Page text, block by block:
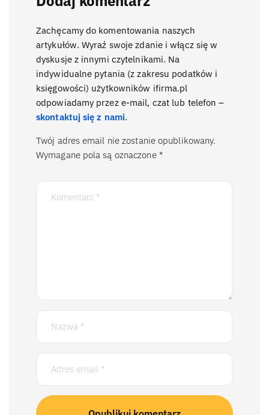
Zachęcamy do komentowania naszych
artykułów. Wyraź swoje zdanie i włącz się w
dyskusje z innymi czytelnikami. Na
indywidualne pytania (z zakresu podatków i
księgowości) użytkowników ifirma.pl
odpowiadamy przez e-mail, czat lub telefon –
skontaktuj się z nami.
Twój adres email nie zostanie opublikowany.
Wymagane pola są oznaczone *